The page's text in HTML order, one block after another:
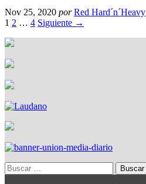
Nov 25, 2020 por Red Hard´n´Heavy
1 2 … 4 Siguiente →